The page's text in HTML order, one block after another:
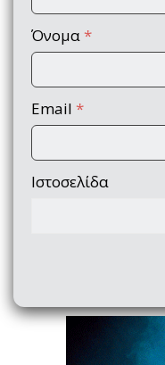
Όνομα *
Email *
Ιστοσελίδα